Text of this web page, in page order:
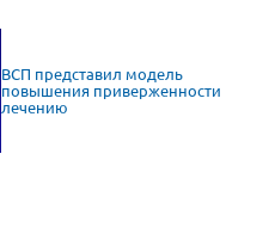
ВСП представил модель
повышения приверженности
лечению